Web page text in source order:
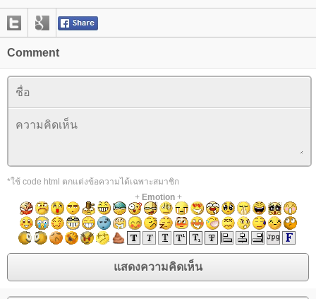
Comment
*ใช้ code html ตกแต่งข้อความได้เฉพาะสมาชิก
+ Emotion+